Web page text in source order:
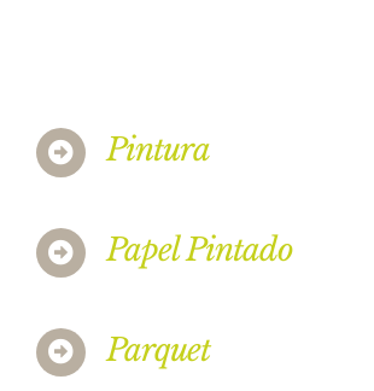
Pintura
Papel Pintado
Parquet